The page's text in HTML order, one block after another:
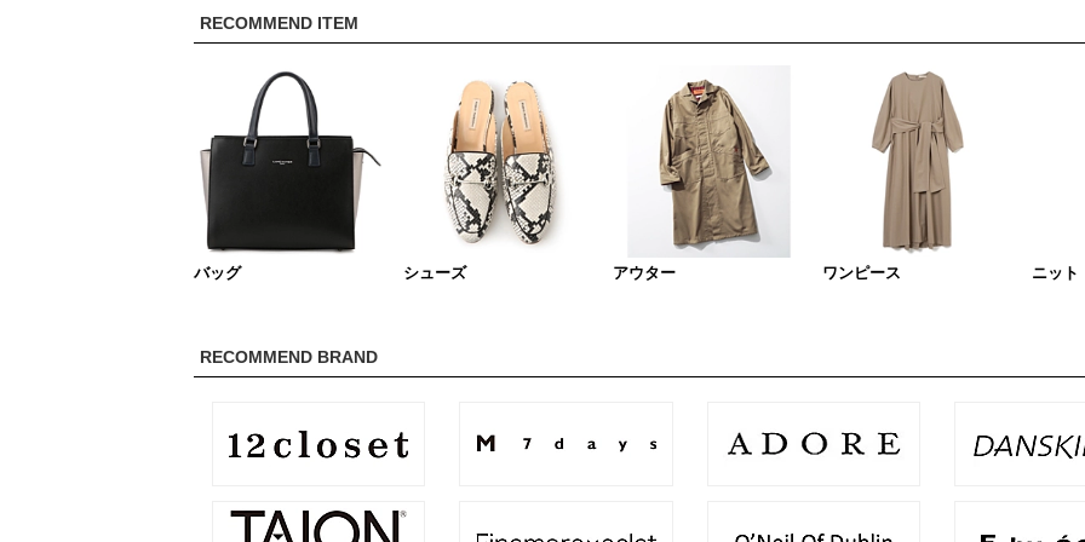
RECOMMEND ITEM
バッグ シューズ アウター ワンピース ニット
RECOMMEND BRAND